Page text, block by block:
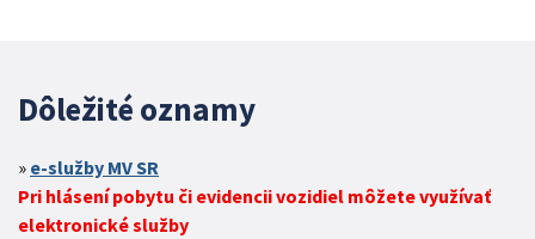
Dôležité oznamy
e-služby MV SR
Pri hlásení pobytu či evidencii vozidiel môžete využívať
elektronické služby